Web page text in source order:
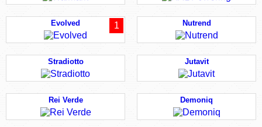
Evolved 1 Nutrend
Stradiotto Jutavit
Rei Verde Demoniq